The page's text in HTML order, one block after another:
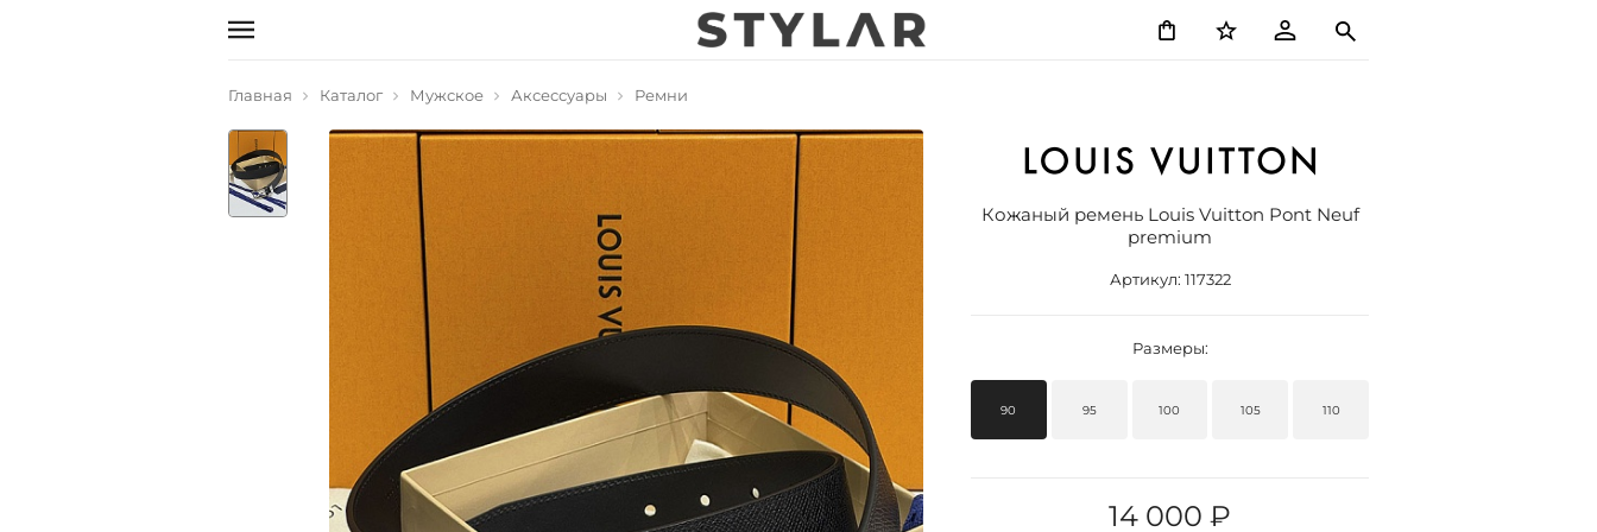
Главная Каталог Мужское Аксессуары Ремни
Кожаный ремень Louis Vuitton Pont Neuf
premium
Артикул: 117322
Размеры:
90 95 100 105 110
14 000 ₽